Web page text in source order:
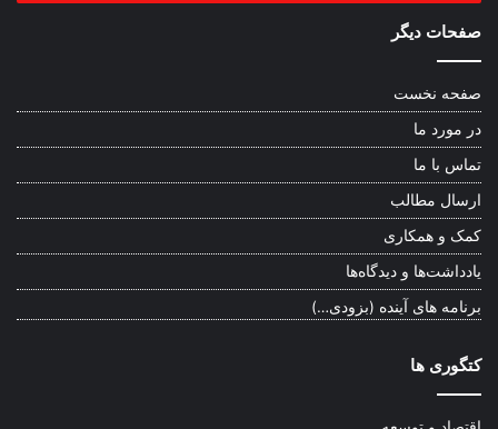
صفحات دیگر
صفحه نخست
در مورد ما
تماس با ما
ارسال مطالب
کمک و همکاری
یادداشت‌ها و دیدگاه‌ها
برنامه های آینده (بزودی…)
کتگوری ها